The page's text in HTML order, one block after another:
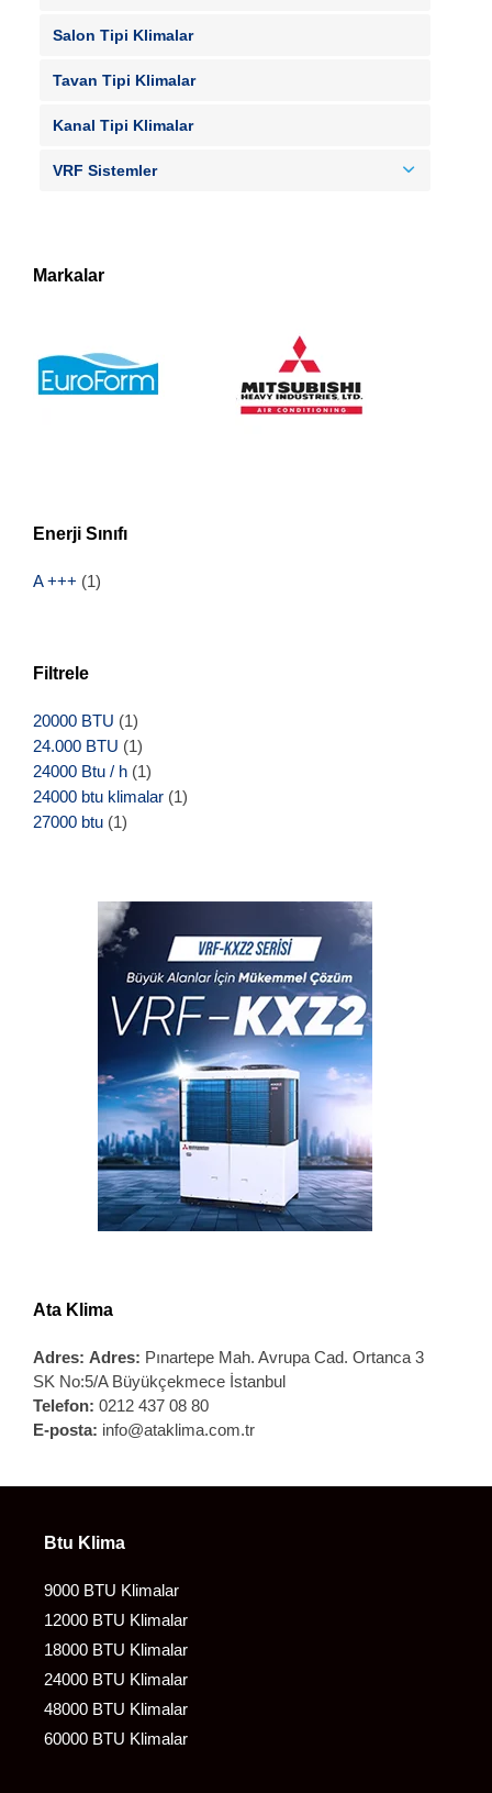
Salon Tipi Klimalar
Tavan Tipi Klimalar
Kanal Tipi Klimalar
VRF Sistemler
Markalar
Enerji Sınıfı
A +++ (1)
Filtrele
20000 BTU (1)
24.000 BTU (1)
24000 Btu / h (1)
24000 btu klimalar (1)
27000 btu (1)
Ata Klima
Adres: Adres: Pınartepe Mah. Avrupa Cad. Ortanca 3
SK No:5/A Büyükçekmece İstanbul
Telefon: 0212 437 08 80
E-posta: info@ataklima.com.tr
Btu Klima
9000 BTU Klimalar
12000 BTU Klimalar
18000 BTU Klimalar
24000 BTU Klimalar
48000 BTU Klimalar
60000 BTU Klimalar